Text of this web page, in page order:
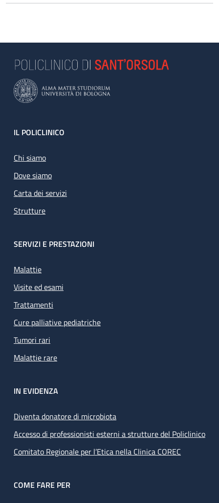
Footer
IL POLICLINICO
Chi siamo
Dove siamo
Carta dei servizi
Strutture
SERVIZI E PRESTAZIONI
Malattie
Visite ed esami
Trattamenti
Cure palliative pediatriche
Tumori rari
Malattie rare
IN EVIDENZA
Diventa donatore di microbiota
Accesso di professionisti esterni a strutture del Policlinico
Comitato Regionale per l’Etica nella Clinica COREC
COME FARE PER